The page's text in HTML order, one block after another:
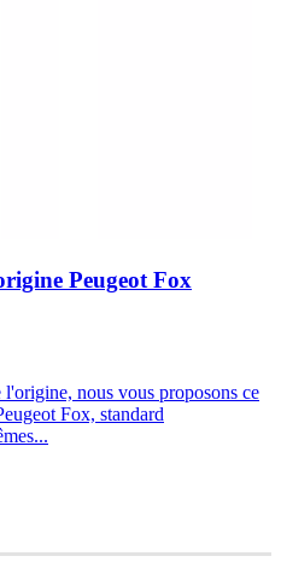
Peugeot Fox
l'origine, nous vous proposons ce
Fox, standard